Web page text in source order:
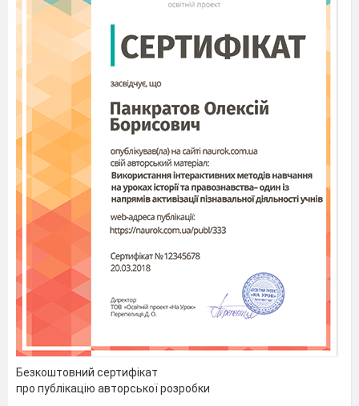
Безкоштовний сертифікат
про публікацію авторської розробки